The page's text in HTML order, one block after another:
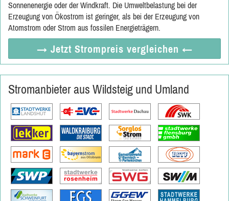
Sonnenenergie oder der Windkraft. Die Umweltbelastung bei der
Erzeugung von Ökostrom ist geringer, als bei der Erzeugung von
Atomstrom oder Strom aus fossilen Energieträgern.
→ Jetzt Strompreis vergleichen ←
Stromanbieter aus Wildsteig und Umland